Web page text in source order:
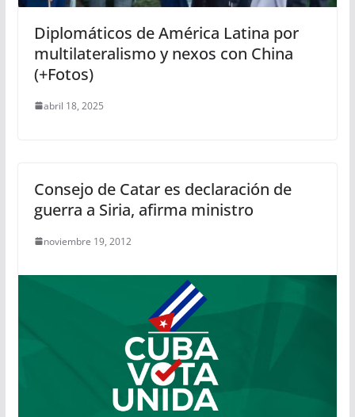
Diplomáticos de América Latina por
multilateralismo y nexos con China
(+Fotos)
abril 18, 2025
Consejo de Catar es declaración de
guerra a Siria, afirma ministro
noviembre 19, 2012